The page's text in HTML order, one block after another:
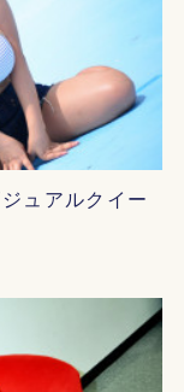
ュアルクイー